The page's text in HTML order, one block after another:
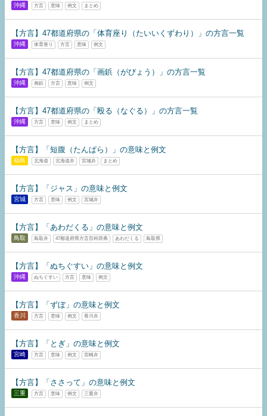
沖縄 方言 意味 例文 まとめ
【方言】47都道府県の「体育座り（たいいくずわり）」の方言一覧
沖縄 体育座り 方言 意味 例文
【方言】47都道府県の「画鋲（がびょう）」の方言一覧
沖縄 画鋲 方言 意味 例文
【方言】47都道府県の「殴る（なぐる）」の方言一覧
沖縄 方言 意味 例文 まとめ
【方言】「短腹（たんぱら）」の意味と例文
福島 北海道 北海道弁 宮城弁 まとめ
【方言】「ジャス」の意味と例文
宮城 方言 意味 例文 宮城弁
【方言】「あわだくる」の意味と例文
鳥取 鳥取弁 47都道府県方言百科辞典 あわだくる 鳥取県
【方言】「ぬちぐすい」の意味と例文
沖縄 ぬちぐすい 方言 意味 例文
【方言】「ずぼ」の意味と例文
香川 方言 意味 例文 香川弁
【方言】「とぎ」の意味と例文
宮崎 方言 意味 例文 宮崎弁
【方言】「ささって」の意味と例文
三重 方言 意味 例文 三重弁